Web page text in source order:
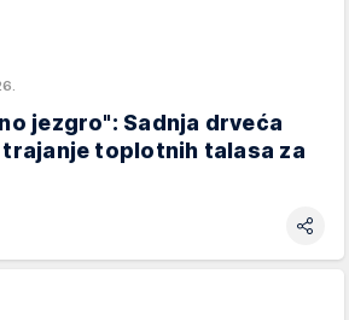
jezgro": Sadnja drveća
toplotnih talasa za